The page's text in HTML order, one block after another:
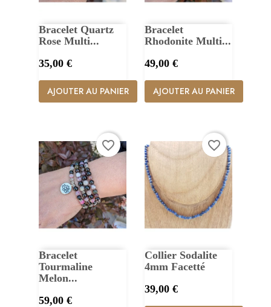
Bracelet Quartz
Rose Multi...
Prix
35,00 €
AJOUTER AU PANIER
Bracelet
Rhodonite Multi...
Prix
49,00 €
AJOUTER AU PANIER
Bracelet
Tourmaline
Melon...
Prix
59,00 €
favorite_border
Collier Sodalite
4mm Facetté
Prix
39,00 €
favorite_border